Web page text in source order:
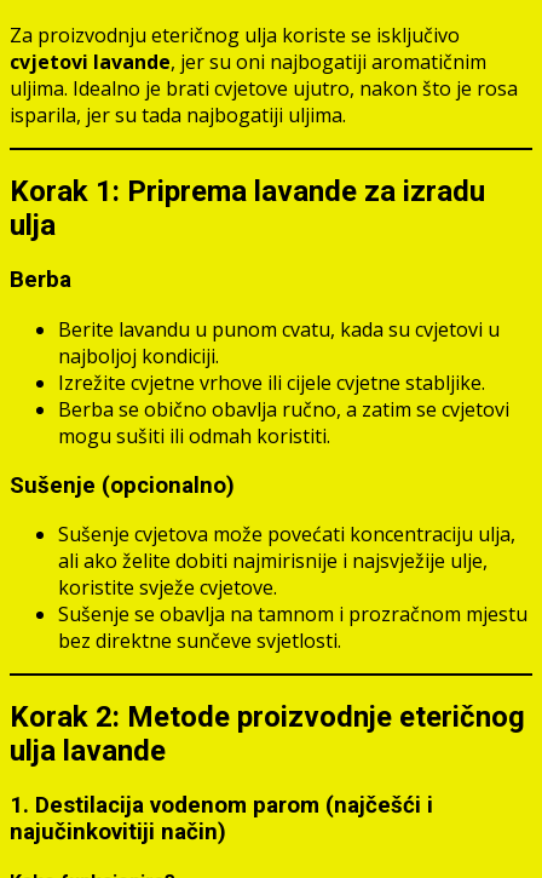
Za proizvodnju eteričnog ulja koriste se isključivo
cvjetovi lavande, jer su oni najbogatiji aromatičnim
uljima. Idealno je brati cvjetove ujutro, nakon što je rosa
isparila, jer su tada najbogatiji uljima.
Korak 1: Priprema lavande za izradu
ulja
Berba
Berite lavandu u punom cvatu, kada su cvjetovi u
najboljoj kondiciji.
Izrežite cvjetne vrhove ili cijele cvjetne stabljike.
Berba se obično obavlja ručno, a zatim se cvjetovi
mogu sušiti ili odmah koristiti.
Sušenje (opcionalno)
Sušenje cvjetova može povećati koncentraciju ulja,
ali ako želite dobiti najmirisnije i najsvježije ulje,
koristite svježe cvjetove.
Sušenje se obavlja na tamnom i prozračnom mjestu
bez direktne sunčeve svjetlosti.
Korak 2: Metode proizvodnje eteričnog
ulja lavande
1. Destilacija vodenom parom (najčešći i
najučinkovitiji način)